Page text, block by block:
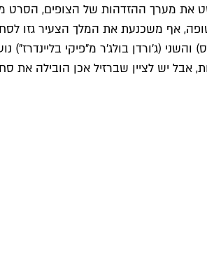
מערך ההזדהות של הצופים, הסרט
אף משכנעת את המלך הצעיר גזו
(ג'ורדן בולג'ר מ"פיקי בליינדרז")
אבל יש לציין שברזיל אכן הובילה את